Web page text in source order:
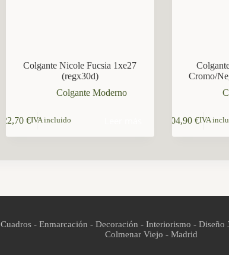
Colgante Nicole Fucsia 1xe27
(regx30d)
Colgante Moderno
22,70€IVA incluido
Cromo/
104,90€IVA
Cuadros - Enmarcación - Decoración - Interiorismo - Diseño
Colmenar Viejo - Madrid